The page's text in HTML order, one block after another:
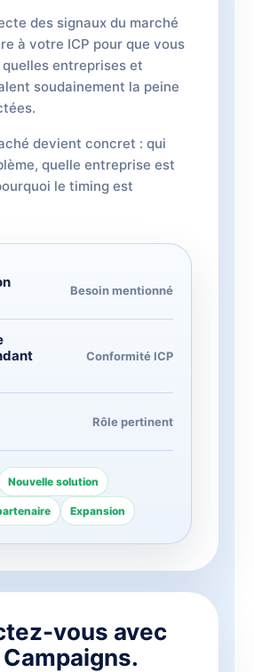
des signaux du marché
à votre ICP pour que vous
entreprises et
soudainement la peine
devient concret : qui
quelle entreprise est
le timing est
Besoin mentionné
Conformité ICP
Rôle pertinent
Nouvelle solution
Expansion
vous avec